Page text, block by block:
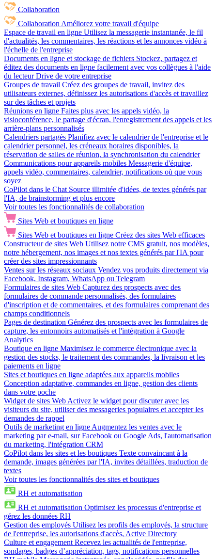
Collaboration
Collaboration Améliorez votre travail d'équipe
Espace de travail en ligne Utilisez la messagerie instantanée, le fil
d'actualités, les commentaires, les réactions et les annonces vidéo à
l'échelle de l'entreprise
Documents en ligne et stockage de fichiers Stockez, partagez et
éditez des documents en ligne facilement avec vos collègues à l'aide
du lecteur Drive de votre entreprise
Groupes de travail Créez des groupes de travail, invitez des
utilisateurs externes, définissez les autorisations d'accès et travaillez
sur des tâches et projets
Réunions en ligne Faites plus avec les appels vidéo, la
visioconférence, le partage d'écran, l'enregistrement des appels et les
arrière-plans personnalisés
Calendriers partagés Planifiez avec le calendrier de l'entreprise et le
calendrier personnel, les créneaux horaires disponibles, la
réservation de salles de réunion, la synchronisation du calendrier
Communications pour appareils mobiles Messagerie d'équipe,
appels vidéo, commentaires, calendrier, notifications où que vous
soyez
CoPilot dans le Chat Source illimitée d'idées, de textes générés par
l'IA, de brainstorming et plus encore
Voir toutes les fonctionnalités de collaboration
Sites Web et boutiques en ligne
Sites Web et boutiques en ligne Créez des sites Web efficaces
Constructeur de sites Web Utilisez notre CMS gratuit, nos modèles,
notre hébergement, nos images et nos textes générés par l'IA pour
créer des sites impressionnants
Ventes sur les réseaux sociaux Vendez vos produits directement via
Facebook, Instagram, WhatsApp ou Telegram
Formulaires de sites Web Capturez des prospects avec des
formulaires de commande personnalisés, des formulaires
d'inscription et de commentaires, et des formulaires comprenant des
champs conditionnels
Pages de destination Générez des prospects avec les formulaires de
capture, les entonnoirs automatisés et l'intégration à Google
Analytics
Boutique en ligne Maximisez le commerce électronique avec la
gestion des stocks, le traitement des commandes, la livraison et les
paiements en ligne
Sites et boutiques en ligne adaptées aux appareils mobiles
Conception adaptative, commandes en ligne, gestion des clients
dans votre poche
Widget de sites Web Activez le widget pour discuter avec les
visiteurs du site, utiliser des messageries populaires et accepter les
demandes de rappel
Outils de marketing en ligne Augmentez les ventes avec le
marketing par e-mail, sur Facebook ou Google Ads, l'automatisation
du marketing, l'intégration CRM
CoPilot dans les sites et les boutiques Texte convaincant à la
demande, images générées par l'IA, invites détaillées, traduction de
textes
Voir toutes les fonctionnalités des sites et boutiques
RH et automatisation
RH et automatisation Optimisez les processus d'entreprise et
gérez les données RH
Gestion des employés Utilisez les profils des employés, la structure
de l'entreprise, les autorisations d'accès, Active Directory
Culture et engagement Recevez les actualités de l'entreprise,
sondages, badges d’appréciation, tags, notifications personnelles